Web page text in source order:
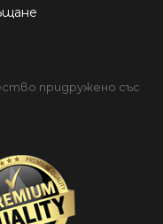
придружено със